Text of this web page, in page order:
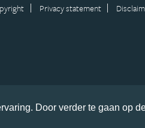
Door verder te gaan op
Privacy statement